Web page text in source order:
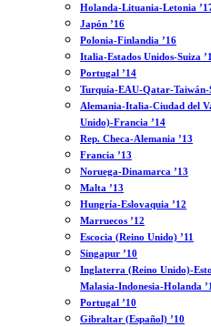
Holanda-Lituania-Letonia
Japón ’16
Polonia-Finlandia ’16
Italia-Estados Unidos-Suiza
Portugal ’14
Turquía-EAU-Qatar-Taiwán-
Alemania-Italia-Ciudad del
Unido)-Francia ’14
Rep. Checa-Alemania ’13
Francia ’13
Noruega-Dinamarca ’13
Malta ’13
Hungría-Eslovaquia ’12
Marruecos ’12
Escocia (Reino Unido) ’11
Singapur ’10
Inglaterra (Reino Unido)-
Malasia-Indonesia-Holanda
Portugal ’10
Gibraltar (Español) ’10